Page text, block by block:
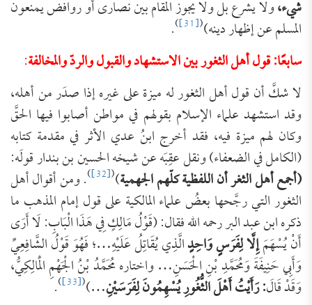
شيء،ولا يشرع بل ولا يجوز المقام بين نصارى أو روافض يمنعون
المسلم عن إظهار دينه)(
[31]
)
.
سابعًا: قول أهل الثغور بين الاستشهاد والقبول والردّ والمخالفة:
لا شكَّ أن قول أهل الثغور له ميزة على غيره إذا صدَر من أهله،
وقد استشهد علماء الإسلام بقولهم في مواطن أصابوا فيها الحقَّ
وكان لهم ميزة فيه، فقد أخرج ابنُ عدي الأثر في مقدمة كتابه
(الكامل في الضعفاء) ونقل عقِبَه عن شيخه الحسين بن بندار قولَه:
(أجمع ‌أهل ‌الثغر أن اللفظية كلّهم الجهمية)
(
[32]
). ومن أقوال أهل
الثغور التي رجَّحها بعضُ علماء المالكية على قول إمام المذهب ما
ذكره ابن عبد البر رحمه الله فقال: (قَوْلُ مَالِكٍ فِي هَذَا الْبَابِ: لَا أَرَى
أَنْ يُسْهَمَإِلَّا لِفَرَسٍ وَاحِدٍالَّذِي يُقَاتِلُ عَلَيْهِ…؛ فَهُوَ قَوْلُ الشَّافِعِيِّ
وَأَبِي حَنِيفَةَ وَمُحَمَّدِ بْنِ الْحَسَنِ… واختاره مُحَمَّدُ بْنُ الْجَهْمِ الْمَالِكِيُّ،
وَقَدْ قَالَ: رَأَيْتُ أَهْلَ الثُّغُورِ يُسْهِمُونَ لِفَرَسَيْنِ…)
(
[33]
)
.